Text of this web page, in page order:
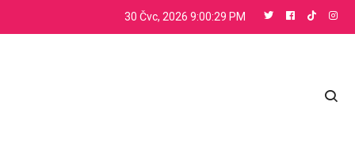
30 Čvc, 2026 9:00:31 PM